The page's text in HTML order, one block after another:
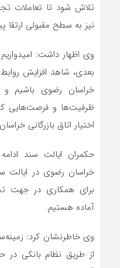
تلاش شود تا تعاملات
نیز به سطح مقبولی ارتقا
وی اظهار داشت:
بعدی، شاهد افزایش
خراسان رضوی باشیم و
ظرفیت‌ها و فرصت‌هایی
اختیار اتاق بازرگانی
حکمران ایالت سند
خراسان رضوی در ایالت
برای همکاری در جهت
آماده هستیم.
وی خاطرنشان کرد:
از طریق نظام بانکی در